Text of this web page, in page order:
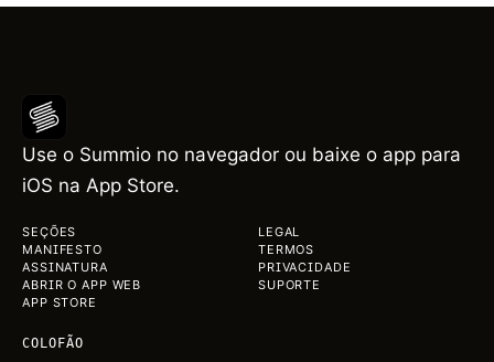
Use o Summio no navegador ou baixe o app para
iOS na App Store.
SEÇÕES
MANIFESTO
ASSINATURA
ABRIR O APP WEB
APP STORE
LEGAL
TERMOS
PRIVACIDADE
SUPORTE
COLOFÃO